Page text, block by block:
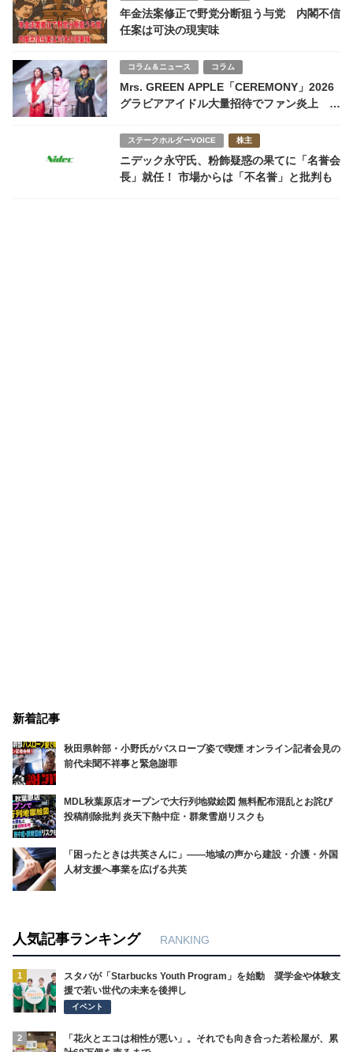
年金法案修正で野党分断狙う与党 内閣不信
任案は可決の現実味
コラム＆ニュース コラム
Mrs. GREEN APPLE「CEREMONY」2026
グラビアアイドル大量招待でファン炎上 業
ステークホルダーVOICE 株主
ニデック永守氏、粉飾疑惑の果てに「名誉会
長」就任！ 市場からは「不名誉」と批判も
新着記事
秋田県幹部・小野氏がバスローブ姿で喫煙 オンライン記者会見の
前代未聞不祥事と緊急謝罪
MDL秋葉原店オープンで大行列地獄絵図 無料配布混乱とお詫び
投稿削除批判 炎天下熱中症・群衆雪崩リスクも
「困ったときは共英さんに」――地域の声から建設・介護・外国
人材支援へ事業を広げる共英
人気記事ランキング RANKING
1
スタバが「Starbucks Youth Program」を始動 奨学金や体験支
援で若い世代の未来を後押し
イベント
2
「花火とエコは相性が悪い」。それでも向き合った若松屋が、累